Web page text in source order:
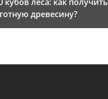
древесину?